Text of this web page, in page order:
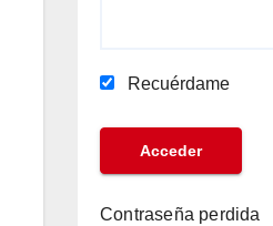
Recuérdame
Contraseña perdida